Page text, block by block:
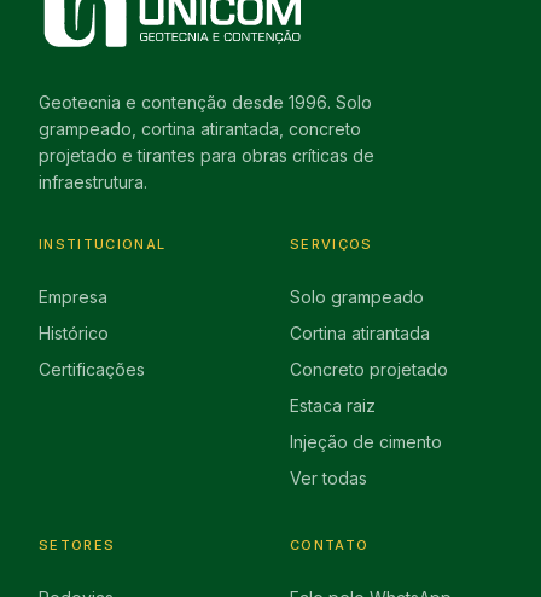
Geotecnia e contenção desde 1996. Solo
grampeado, cortina atirantada, concreto
projetado e tirantes para obras críticas de
infraestrutura.
INSTITUCIONAL
Empresa
Histórico
Certificações
SERVIÇOS
Solo grampeado
Cortina atirantada
Concreto projetado
Estaca raiz
Injeção de cimento
Ver todas
SETORES CONTATO